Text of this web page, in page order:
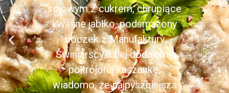
sojowym z cukrem, chrupiące
kwaśne jabłko, podsmażony
boczek z Manufaktury
Świniarscy.Dalej dodajemy
pokrojoną kaszankę,
wiadomo, że najpyszniejsza